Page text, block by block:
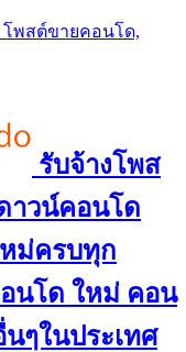
โพสต์ขายคอนโด,
รับจ้างโพส
าวน์คอนโด
ม่ครบทุก
นโด ใหม่ คอน
ๆในประเทศ